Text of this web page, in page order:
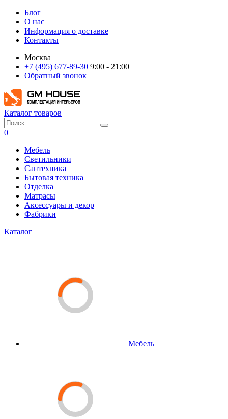
Блог
О нас
Информация о доставке
Контакты
Москва
+7 (495) 677-89-30 9:00 - 21:00
Обратный звонок
Каталог товаров
0
Мебель
Светильники
Сантехника
Бытовая техника
Отделка
Матрасы
Аксессуары и декор
Фабрики
Каталог
Мебель